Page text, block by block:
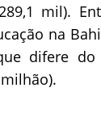
mil).
na
difere